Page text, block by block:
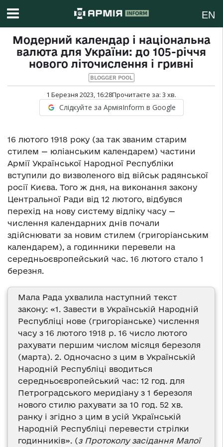
EN
Модерний календар і національна
валюта для України: до 105-річчя
нового літочислення і гривні
BLOGGER POOL
1 Березня 2023, 16:28Прочитаєте за: 3 хв.
Слідкуйте за АрміяInform в Google
16 лютого 1918 року (за так званим старим
стилем — юліанським календарем) частини
Армії Української Народної Республіки
вступили до визволеного від військ радянської
росії Києва. Того ж дня, на виконання закону
Центральної Ради від 12 лютого, відбувся
перехід на нову систему відліку часу —
числення календарних днів почали
здійснювати за новим стилем (григоріанським
календарем), а годинники перевели на
середньоєвропейський час. 16 лютого стало 1
березня.
Мала Рада ухвалила наступний текст
закону: «1. Завести в Українській Народній
Республіці нове (григоріанське) числення
часу з 16 лютого 1918 р. 16 число лютого
рахувати першим числом місяця березоля
(марта). 2. Одночасно з цим в Українській
Народній Республіці вводиться
середньоєвропейський час: 12 год. для
Петроградського меридіану з 1 березоля
нового стилю рахувати за 10 год. 52 хв.
ранку і згідно з цим в усій Українській
Народній Республіці перевести стрілки
годинників». (з Протоколу засідання Малої